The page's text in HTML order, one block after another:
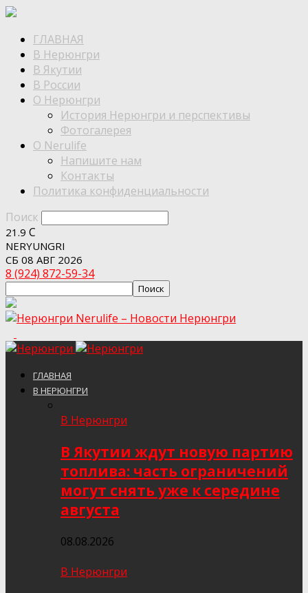
ГЛАВНАЯ
В Нерюнгри
В Якутии
В России
О Нерюнгри
История Нерюнгри и перспективы
Фотогалерея
О Nerulife
Напишите нам
Контакты
Политика конфиденциальности
Поиск
21.9 C
NERYUNGRI
СБ 08 АВГ 2026
8 (924) 872-59-34
Nerulife – Новости Нерюнгри
ГЛАВНАЯ
В НЕРЮНГРИ
В Нерюнгри
В Якутии ждут новую партию
топлива: часть ограничений
могут снять уже к середине
августа
08.08.2026
В Нерюнгри